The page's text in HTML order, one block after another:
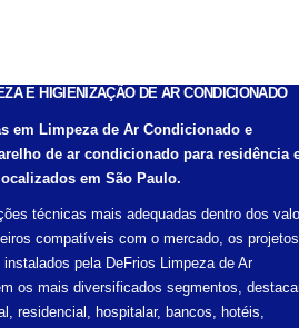
E HIGIENIZAÇÃO DE AR CONDICIONADO
em Limpeza de Ar Condicionado e
de ar condicionado para residência
em São Paulo.
técnicas mais adequadas dentro dos
compatíveis com o mercado, os projetos
pela DeFrios Limpeza de Ar
os mais diversificados segmentos,
residencial, hospitalar, bancos, hotéis,